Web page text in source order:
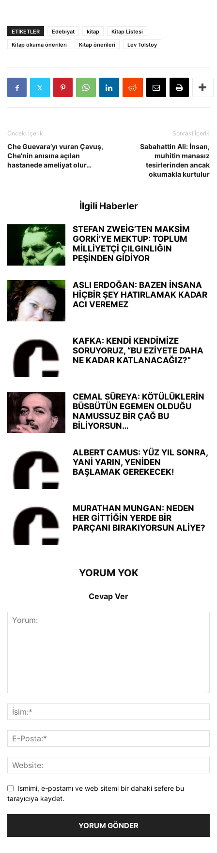
ETIKETLER Edebiyat kitap
Kitap Listesi
Kitap okuma önerileri
Kitap önerileri Lev Tolstoy
Önceki İçerik
Che Guevara’yı vuran Çavuş,
Che’nin anısına açılan
hastanede ameliyat olur…
Sonraki İçerik
Sabahattin Ali: İnsan,
muhitin manasız
tesirlerinden ancak
okumakla kurtulur
İlgili Haberler
STEFAN ZWEİG’TEN MAKSİM
GORKİ’YE MEKTUP: TOPLUM
MİLLİYETÇİ ÇILGINLIĞIN
PEŞİNDEN GİDİYOR
ASLI ERDOĞAN: BAZEN İNSANA
HİÇBİR ŞEY HATIRLAMAK KADAR
ACI VEREMEZ
KAFKA: KENDİ KENDİMİZE
SORUYORUZ, “BU EZİYETE DAHA
NE KADAR KATLANACAĞIZ?”
CEMAL SÜREYA: KÖTÜLÜKLERİN
BÜSBÜTÜN EGEMEN OLDUĞU
NAMUSSUZ BİR ÇAĞ BU
BİLİYORSUN…
ALBERT CAMUS: YÜZ YIL SONRA,
YANİ YARIN, YENİDEN
BAŞLAMAK GEREKECEK!
MURATHAN MUNGAN: NEDEN
HER GİTTİĞİN YERDE BİR
PARÇANI BIRAKIYORSUN ALİYE?
YORUM YOK
Cevap Ver
Ismimi, e-postamı ve web sitemi bir dahaki sefere bu
tarayıcıya kaydet.